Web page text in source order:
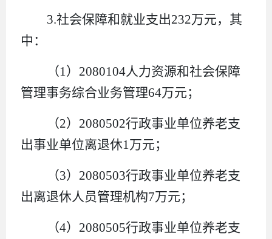
3.社会保障和就业支出232万元，其
中：
（1 ） 2080104人力资源和社会保障
管理事务综合业务管理64万元；
（2） 2080502行政事业单位养老支
出事业单位离退休1 万元；
（3） 2080503行政事业单位养老支
出离退休人员管理机构7万元；
（4） 2080505行政事业单位养老支